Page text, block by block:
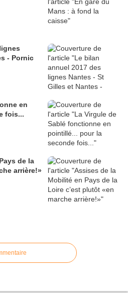
- Pornic
en
fois...
de la
«en marche arrière!»